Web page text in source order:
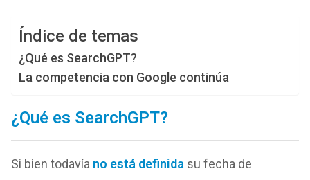
Índice de temas
¿Qué es SearchGPT?
La competencia con Google continúa
¿Qué es SearchGPT?
Si bien todavía no está definida su fecha de